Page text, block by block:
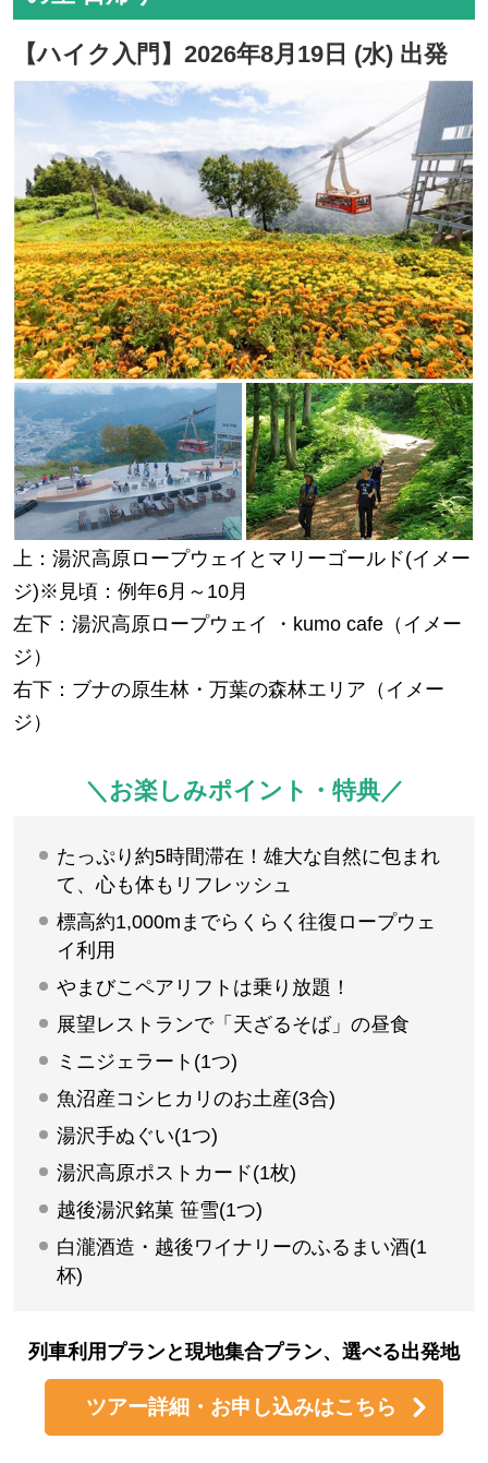
【ハイク入門】2026年8月19日 (水) 出発
上：湯沢高原ロープウェイとマリーゴールド(イメー
ジ)※見頃：例年6月～10月
左下：湯沢高原ロープウェイ ・kumo cafe（イメー
ジ）
右下：ブナの原生林・万葉の森林エリア（イメー
ジ）
＼お楽しみポイント・特典／
たっぷり約5時間滞在！雄大な自然に包まれ
て、心も体もリフレッシュ
標高約1,000mまでらくらく往復ロープウェ
イ利用
やまびこペアリフトは乗り放題！
展望レストランで「天ざるそば」の昼食
ミニジェラート(1つ)
魚沼産コシヒカリのお土産(3合)
湯沢手ぬぐい(1つ)
湯沢高原ポストカード(1枚)
越後湯沢銘菓 笹雪(1つ)
白瀧酒造・越後ワイナリーのふるまい酒(1
杯)
列車利用プランと現地集合プラン、選べる出発地
ツアー詳細・お申し込みはこちら